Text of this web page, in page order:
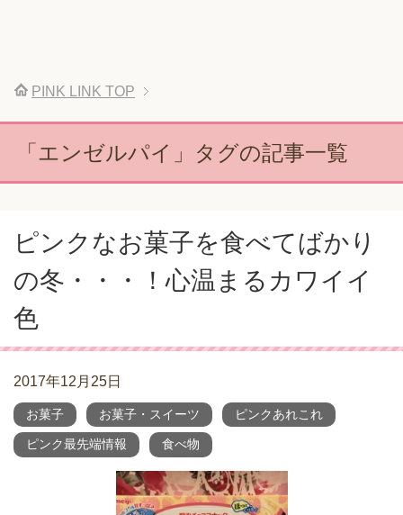
PINK LINK TOP
「エンゼルパイ」タグの記事一覧
ピンクなお菓子を食べてばかり
の冬・・・！心温まるカワイイ
色
2017年12月25日
お菓子 お菓子・スイーツ ピンクあれこれ
ピンク最先端情報 食べ物